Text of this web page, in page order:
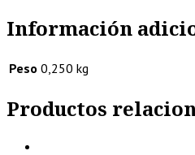
Información
Peso 0,250 kg
Productos